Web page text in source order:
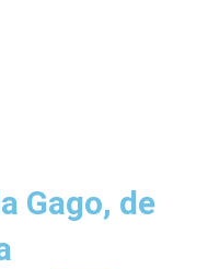
Gago, de